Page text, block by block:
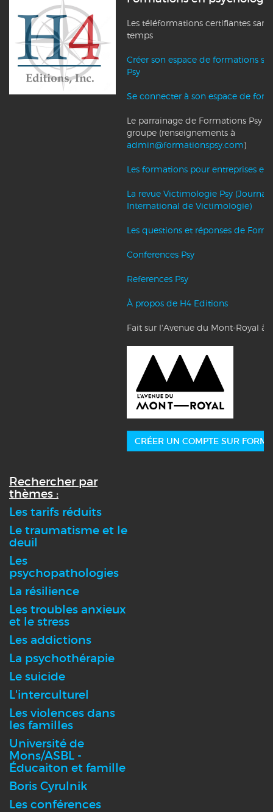
Les téléformations certifiantes
temps
Créer son espace de formations
Psy
Se connecter à son espace de
Le parrainage de Formations Psy
groupe (renseignements à
admin@formationspsy.com)
Les formations pour entreprises et
La revue Victimologie Psy (Journal
International de Victimologie)
Les questions et réponses de
Conferences Psy
References Psy
À propos de H4 Editions
Fait sur l'Avenue du Mont-Royal à
CRÉER UN COMPTE SUR
Rechercher par
thèmes :
Les tarifs réduits
Le traumatisme et le
deuil
Les
psychopathologies
La résilience
Les troubles anxieux
et le stress
Les addictions
La psychothérapie
Le suicide
L'interculturel
Les violences dans
les familles
Université de
Mons/ASBL -
Éducaiton et famille
Boris Cyrulnik
Les conférences